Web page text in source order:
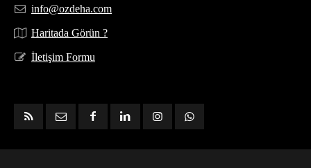
info@ozdeha.com
Haritada Görün ?
İletişim Formu